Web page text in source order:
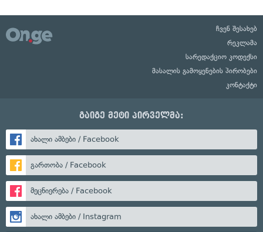
ჩვენ შესახებ
რეკლამა
სარედაქციო კოდექსი
მასალის გამოყენების პირობები
კონტაქტი
გაიგე მეტი პირველმა:
ახალი ამბები / Facebook
გართობა / Facebook
მეცნიერება / Facebook
ახალი ამბები / Instagram